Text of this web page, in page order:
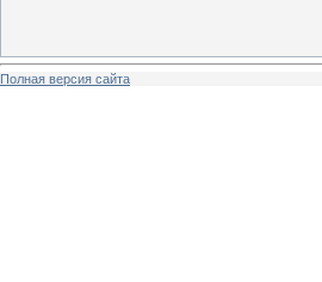
Полная версия сайта